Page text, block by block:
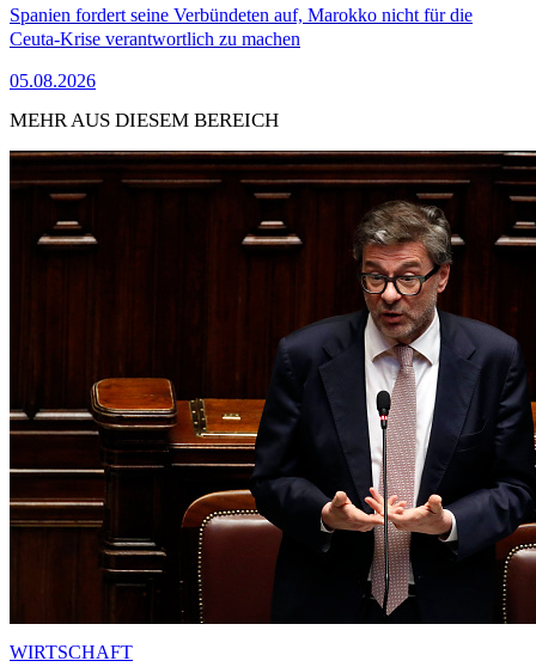
Spanien fordert seine Verbündeten auf, Marokko nicht für die
Ceuta-Krise verantwortlich zu machen
05.08.2026
MEHR AUS DIESEM BEREICH
WIRTSCHAFT